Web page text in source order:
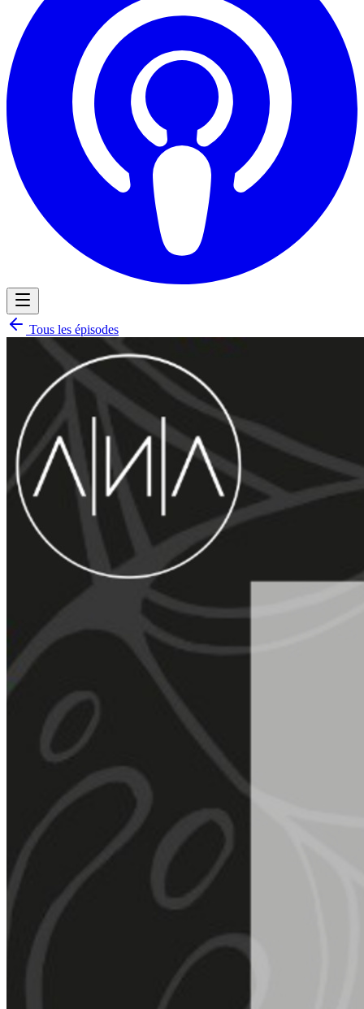
Tous les épisodes